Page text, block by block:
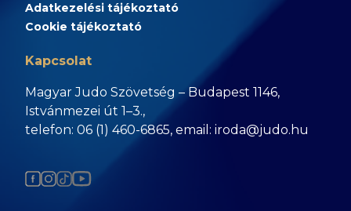
Adatkezelési tájékoztató
Cookie tájékoztató
Kapcsolat
Magyar Judo Szövetség – Budapest 1146,
Istvánmezei út 1–3.,
telefon: 06 (1) 460-6865, email: iroda@judo.hu